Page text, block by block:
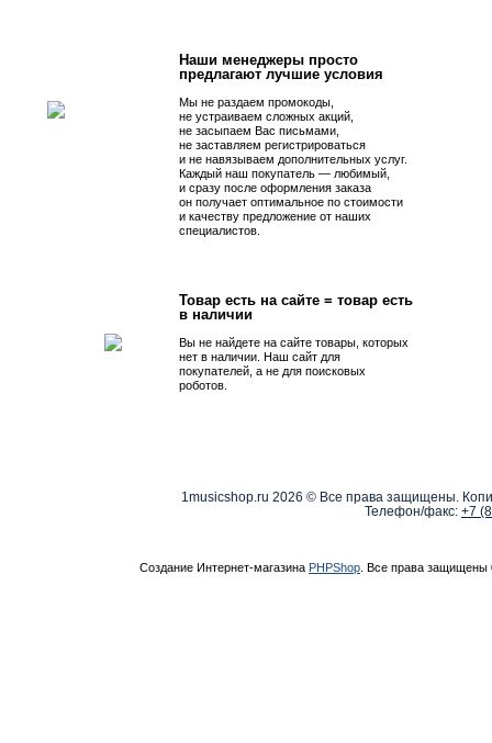
Наши менеджеры просто
предлагают лучшие условия
Мы не раздаем промокоды,
не устраиваем сложных акций,
не засыпаем Вас письмами,
не заставляем регистрироваться
и не навязываем дополнительных услуг.
Каждый наш покупатель — любимый,
и сразу после оформления заказа
он получает оптимальное по стоимости
и качеству предложение от наших
специалистов.
Товар есть на сайте = товар есть
в наличии
Вы не найдете на сайте товары, которых
нет в наличии. Наш сайт для
покупателей, а не для поисковых
роботов.
1musicshop.ru 2026 © Все права защищены.
Телефон/факс: +7
Создание Интернет-магазина PHPShop . Все права защищены